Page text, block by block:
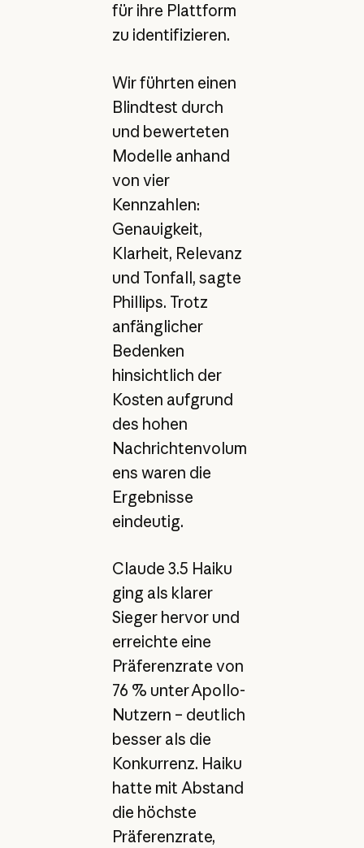
für ihre Plattform
zu identifizieren.
Wir führten einen
Blindtest durch
und bewerteten
Modelle anhand
von vier
Kennzahlen:
Genauigkeit,
Klarheit, Relevanz
und Tonfall, sagte
Phillips. Trotz
anfänglicher
Bedenken
hinsichtlich der
Kosten aufgrund
des hohen
Nachrichtenvolum
ens waren die
Ergebnisse
eindeutig.
Claude 3.5 Haiku
ging als klarer
Sieger hervor und
erreichte eine
Präferenzrate von
76 % unter Apollo-
Nutzern – deutlich
besser als die
Konkurrenz. Haiku
hatte mit Abstand
die höchste
Präferenzrate,